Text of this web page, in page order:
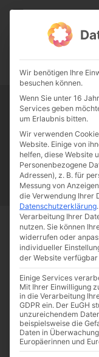
0:00
Tag:Karo-
Papst Franziskus Ehe
Franziskus
50 Jahre
Kleider
Denn du bist,
Start Schlagworte
Wir benötigen Ihre
besuchen können.
Wenn Sie unter 16
Services geben
um Erlaubnis bitten.
Wir verwenden
Website. Einige von
helfen, diese Website
Personenbezogene
Adressen), z. B. für
Messung von
die Verwendung Ihrer
Datenschutzerklärung.
Verarbeitung Ihrer
nutzen. Sie können
widerrufen oder
individueller
der Website verfügbar
Einige Services
Mit Ihrer Einwilligung
in die Verarbeitung
GDPR ein. Der EuGH
unzureichendem
beispielsweise die
Daten in
Europäerinnen und